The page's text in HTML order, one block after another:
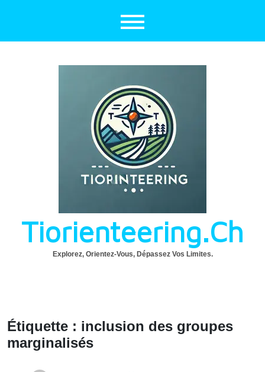
Tiorienteering.ch
Explorez, Orientez-Vous, Dépassez Vos Limites.
Étiquette : inclusion des groupes
marginalisés